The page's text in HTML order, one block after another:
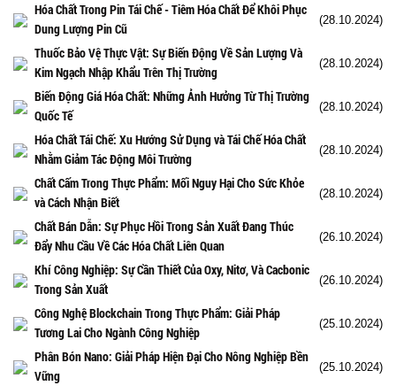
Hóa Chất Trong Pin Tái Chế - Tiêm Hóa Chất Để Khôi Phục
Dung Lượng Pin Cũ
(28.10.2024)
Thuốc Bảo Vệ Thực Vật: Sự Biến Động Về Sản Lượng Và
Kim Ngạch Nhập Khẩu Trên Thị Trường
(28.10.2024)
Biến Động Giá Hóa Chất: Những Ảnh Hưởng Từ Thị Trường
Quốc Tế
(28.10.2024)
Hóa Chất Tái Chế: Xu Hướng Sử Dụng và Tái Chế Hóa Chất
Nhằm Giảm Tác Động Môi Trường
(28.10.2024)
Chất Cấm Trong Thực Phẩm: Mối Nguy Hại Cho Sức Khỏe
và Cách Nhận Biết
(28.10.2024)
Chất Bán Dẫn: Sự Phục Hồi Trong Sản Xuất Đang Thúc
Đẩy Nhu Cầu Về Các Hóa Chất Liên Quan
(26.10.2024)
Khí Công Nghiệp: Sự Cần Thiết Của Oxy, Nitơ, Và Cacbonic
Trong Sản Xuất
(26.10.2024)
Công Nghệ Blockchain Trong Thực Phẩm: Giải Pháp
Tương Lai Cho Ngành Công Nghiệp
(25.10.2024)
Phân Bón Nano: Giải Pháp Hiện Đại Cho Nông Nghiệp Bền
Vững
(25.10.2024)